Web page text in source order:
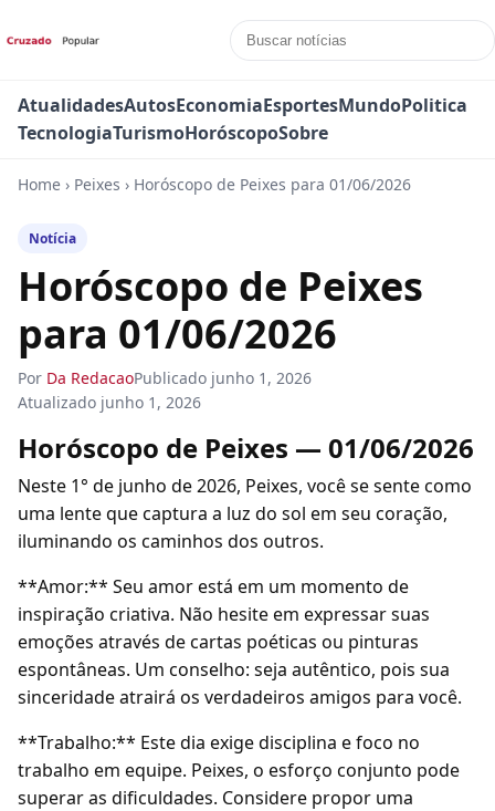
AtualidadesAutosEconomiaEsportesMundoPolitica
TecnologiaTurismoHoróscopoSobre
Home › Peixes › Horóscopo de Peixes para 01/06/2026
Notícia
Horóscopo de Peixes
para 01/06/2026
Por Da RedacaoPublicado junho 1, 2026
Atualizado junho 1, 2026
Horóscopo de Peixes — 01/06/2026
Neste 1° de junho de 2026, Peixes, você se sente como
uma lente que captura a luz do sol em seu coração,
iluminando os caminhos dos outros.
**Amor:** Seu amor está em um momento de
inspiração criativa. Não hesite em expressar suas
emoções através de cartas poéticas ou pinturas
espontâneas. Um conselho: seja autêntico, pois sua
sinceridade atrairá os verdadeiros amigos para você.
**Trabalho:** Este dia exige disciplina e foco no
trabalho em equipe. Peixes, o esforço conjunto pode
superar as dificuldades. Considere propor uma